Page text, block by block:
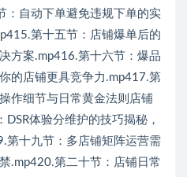
：自动下单避免违规下单的实
第十五节：店铺爆单后的
方案.mp416.第十六节：爆品
的店铺更具竞争力.mp417.第
作细节与日常黄金法则店铺
体验分维护的技巧揭秘，
第十九节：多店铺矩阵运营需
.mp420.第二十节：店铺日常